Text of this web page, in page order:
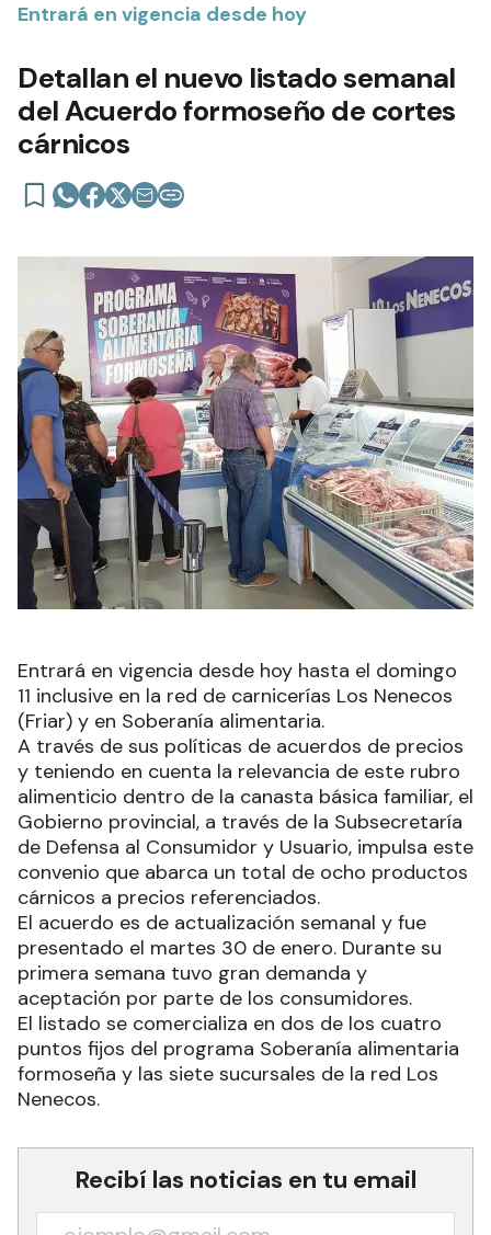
Entrará en vigencia desde hoy
Detallan el nuevo listado semanal
del Acuerdo formoseño de cortes
cárnicos
Entrará en vigencia desde hoy hasta el domingo
11 inclusive en la red de carnicerías Los Nenecos
(Friar) y en Soberanía alimentaria.
A través de sus políticas de acuerdos de precios
y teniendo en cuenta la relevancia de este rubro
alimenticio dentro de la canasta básica familiar, el
Gobierno provincial, a través de la Subsecretaría
de Defensa al Consumidor y Usuario, impulsa este
convenio que abarca un total de ocho productos
cárnicos a precios referenciados.
El acuerdo es de actualización semanal y fue
presentado el martes 30 de enero. Durante su
primera semana tuvo gran demanda y
aceptación por parte de los consumidores.
El listado se comercializa en dos de los cuatro
puntos fijos del programa Soberanía alimentaria
formoseña y las siete sucursales de la red Los
Nenecos.
Recibí las noticias en tu email